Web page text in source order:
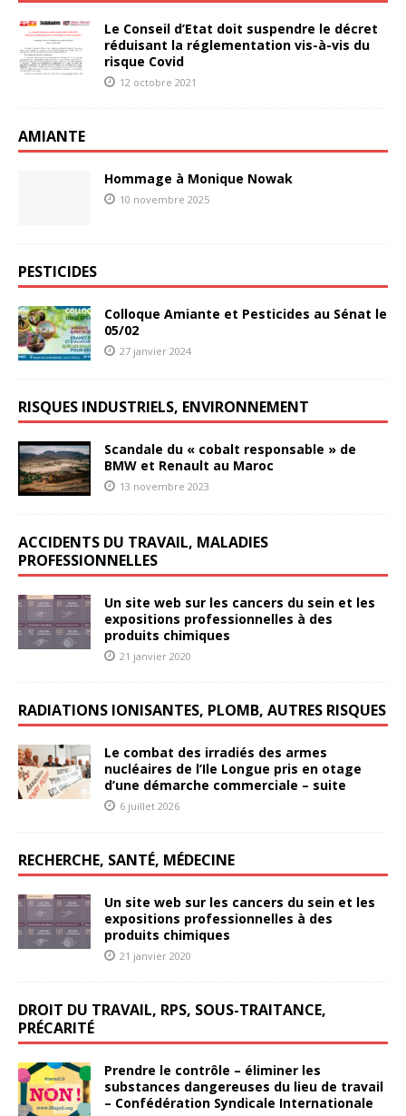
Le Conseil d’Etat doit suspendre le décret
réduisant la réglementation vis-à-vis du
risque Covid
12 octobre 2021
AMIANTE
Hommage à Monique Nowak
10 novembre 2025
PESTICIDES
Colloque Amiante et Pesticides au Sénat le
05/02
27 janvier 2024
RISQUES INDUSTRIELS, ENVIRONNEMENT
Scandale du « cobalt responsable » de
BMW et Renault au Maroc
13 novembre 2023
ACCIDENTS DU TRAVAIL, MALADIES
PROFESSIONNELLES
Un site web sur les cancers du sein et les
expositions professionnelles à des
produits chimiques
21 janvier 2020
RADIATIONS IONISANTES, PLOMB, AUTRES RISQUES
Le combat des irradiés des armes
nucléaires de l’Ile Longue pris en otage
d’une démarche commerciale – suite
6 juillet 2026
RECHERCHE, SANTÉ, MÉDECINE
Un site web sur les cancers du sein et les
expositions professionnelles à des
produits chimiques
21 janvier 2020
DROIT DU TRAVAIL, RPS, SOUS-TRAITANCE,
PRÉCARITÉ
Prendre le contrôle – éliminer les
substances dangereuses du lieu de travail
– Confédération Syndicale Internationale